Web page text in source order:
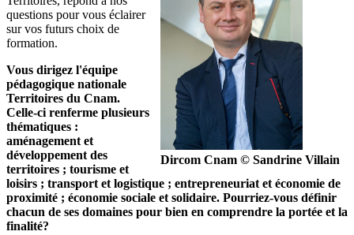
Dircom Cnam © Sandrine Villain
questions pour vous éclairer
sur vos futurs choix de
formation.
Vous dirigez l'équipe
pédagogique nationale
Territoires du Cnam.
Celle-ci renferme plusieurs
thématiques :
aménagement et
développement des
territoires ; tourisme et
loisirs ; transport et logistique ; entrepreneuriat et économie de
proximité ; économie sociale et solidaire. Pourriez-vous définir
chacun de ses domaines pour bien en comprendre la portée et la
finalité?